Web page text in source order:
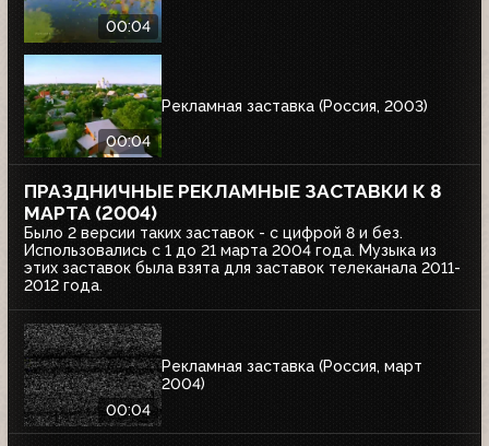
00:04
00:04
Рекламная заставка (Россия, 2003)
ПРАЗДНИЧНЫЕ РЕКЛАМНЫЕ ЗАСТАВКИ К 8
МАРТА (2004)
Было 2 версии таких заставок - с цифрой 8 и без.
Использовались с 1 до 21 марта 2004 года. Музыка из
этих заставок была взята для заставок телеканала 2011-
2012 года.
00:04
Рекламная заставка (Россия, март
2004)